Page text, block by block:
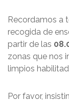
Recordamos a
recogida de
partir de las
zonas que nos
limpios
Por favor,